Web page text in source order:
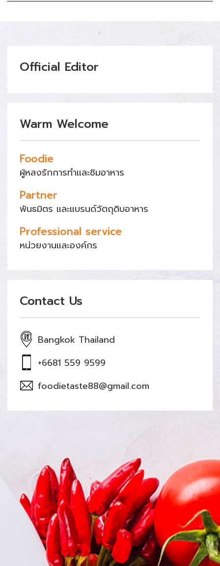
Official Editor
Warm Welcome
Foodie
ผู้หลงรักการทำและชิมอาหาร
Partner
พันธมิตร และแบรนด์วัตถุดิบอาหาร
Professional service
หน่วยงานและองค์กร
Contact Us
Bangkok Thailand
+6681 559 9599
foodietaste88@gmail.com